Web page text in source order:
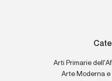
Arti Primarie
Arte Moderna